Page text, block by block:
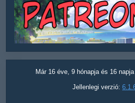
Már 16 éve, 9 hónapja és 16
Jellenlegi verzió: